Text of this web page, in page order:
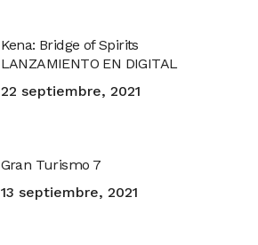
Kena: Bridge of Spirits
LANZAMIENTO EN DIGITAL
22 septiembre, 2021
Gran Turismo 7
13 septiembre, 2021